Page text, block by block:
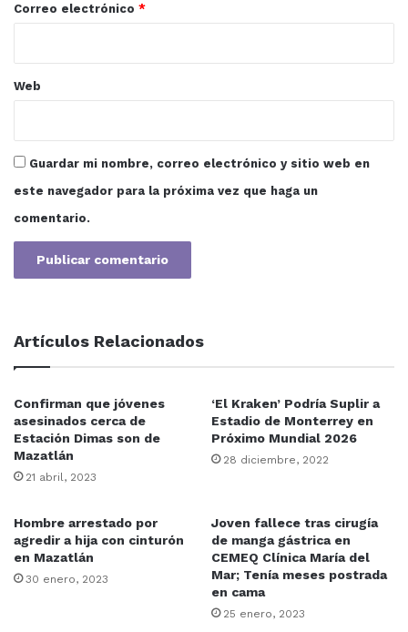
*
Correo electrónico *
Web
Guardar mi nombre, correo electrónico y sitio web en
este navegador para la próxima vez que haga un
comentario.
Artículos Relacionados
Confirman que jóvenes
asesinados cerca de
Estación Dimas son de
Mazatlán
21 abril, 2023
‘El Kraken’ Podría Suplir a
Estadio de Monterrey en
Próximo Mundial 2026
28 diciembre, 2022
Hombre arrestado por
agredir a hija con cinturón
en Mazatlán
30 enero, 2023
Joven fallece tras cirugía
de manga gástrica en
CEMEQ Clínica María del
Mar; Tenía meses postrada
en cama
25 enero, 2023